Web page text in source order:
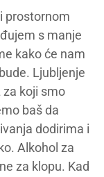
prostornom
s manje
kako će nam
Ljubljenje
za koji smo
baš da
dodirima i
Alkohol za
za klopu. Kad